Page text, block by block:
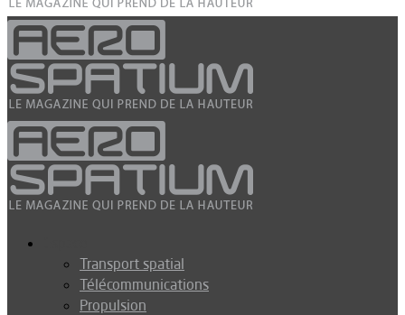
Transport spatial
Télécommunications
Propulsion